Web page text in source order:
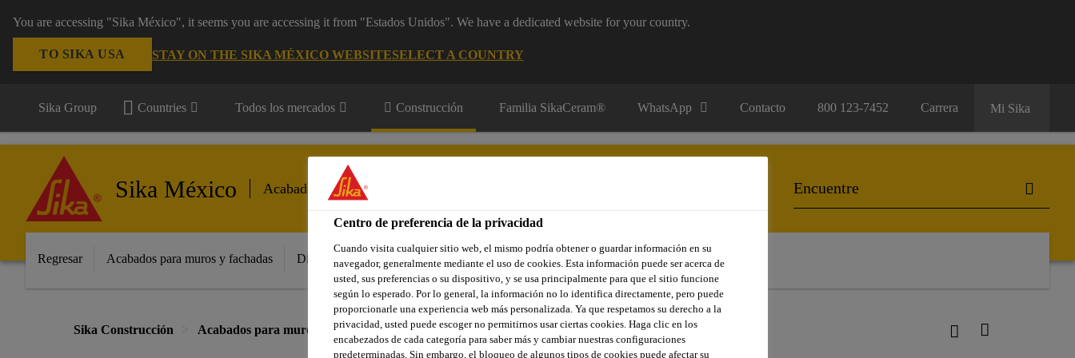
You are accessing "Sika México", it seems you are accessing it from "Estados Unidos". We have a dedicated website for your country.
TO SIKA USA STAY ON THE SIKA MÉXICO WEBSITESELECT A COUNTRY
Sika Group Countries Todos los mercados Construcción Familia SikaCeram® WhatsApp Contacto 800 123-7452 Carrera Mi Sika
Sika México Acabados
Regresar Acabados para muros y fachadas Distribuidores y Aplicadores Contacto
Sika Construcción Acabados para muros y fachadas Estucos Bexel® Estuco Pasta Fina
Centro de preferencia de la privacidad
Cuando visita cualquier sitio web, el mismo podría obtener o guardar información en su
navegador, generalmente mediante el uso de cookies. Esta información puede ser acerca de
usted, sus preferencias o su dispositivo, y se usa principalmente para que el sitio funcione
según lo esperado. Por lo general, la información no lo identifica directamente, pero puede
proporcionarle una experiencia web más personalizada. Ya que respetamos su derecho a la
privacidad, usted puede escoger no permitirnos usar ciertas cookies. Haga clic en los
encabezados de cada categoría para saber más y cambiar nuestras configuraciones
predeterminadas. Sin embargo, el bloqueo de algunos tipos de cookies puede afectar su